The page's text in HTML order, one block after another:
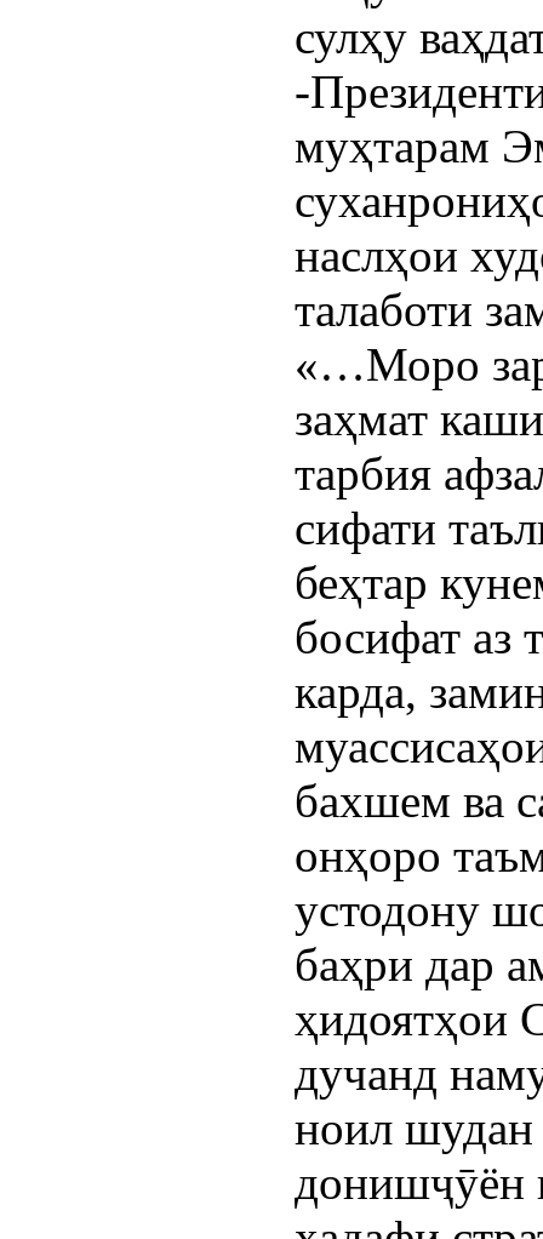
сулҳу
-
муҳтарам
наслҳои
талаботи
«…Моро
заҳмат
тарбия
сифати
беҳтар
босифат аз
карда,
бахшем ва
онҳоро
устодону
баҳри дар
ҳидоятҳои
дучанд
ноил шудан
донишҷӯён